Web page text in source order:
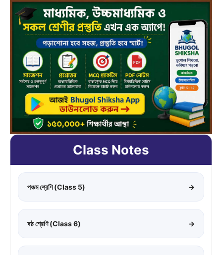
Class Notes
পঞ্চম শ্রেণি (Class 5) →
ষষ্ঠ শ্রেণি (Class 6) →